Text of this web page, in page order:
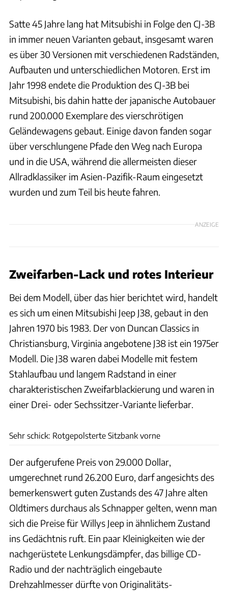
Satte 45 Jahre lang hat Mitsubishi in Folge den CJ-3B
in immer neuen Varianten gebaut, insgesamt waren
es über 30 Versionen mit verschiedenen Radständen,
Aufbauten und unterschiedlichen Motoren. Erst im
Jahr 1998 endete die Produktion des CJ-3B bei
Mitsubishi, bis dahin hatte der japanische Autobauer
rund 200.000 Exemplare des vierschrötigen
Geländewagens gebaut. Einige davon fanden sogar
über verschlungene Pfade den Weg nach Europa
und in die USA, während die allermeisten dieser
Allradklassiker im Asien-Pazifik-Raum eingesetzt
wurden und zum Teil bis heute fahren.
ANZEIGE
Zweifarben-Lack und rotes Interieur
Bei dem Modell, über das hier berichtet wird, handelt
es sich um einen Mitsubishi Jeep J38, gebaut in den
Jahren 1970 bis 1983. Der von Duncan Classics in
Christiansburg, Virginia angebotene J38 ist ein 1975er
Modell. Die J38 waren dabei Modelle mit festem
Stahlaufbau und langem Radstand in einer
charakteristischen Zweifarblackierung und waren in
einer Drei- oder Sechssitzer-Variante lieferbar.
Sehr schick: Rotgepolsterte Sitzbank vorne
Der aufgerufene Preis von 29.000 Dollar,
umgerechnet rund 26.200 Euro, darf angesichts des
bemerkenswert guten Zustands des 47 Jahre alten
Oldtimers durchaus als Schnapper gelten, wenn man
sich die Preise für Willys Jeep in ähnlichem Zustand
ins Gedächtnis ruft. Ein paar Kleinigkeiten wie der
nachgerüstete Lenkungsdämpfer, das billige CD-
Radio und der nachträglich eingebaute
Drehzahlmesser dürfte von Originalitäts-